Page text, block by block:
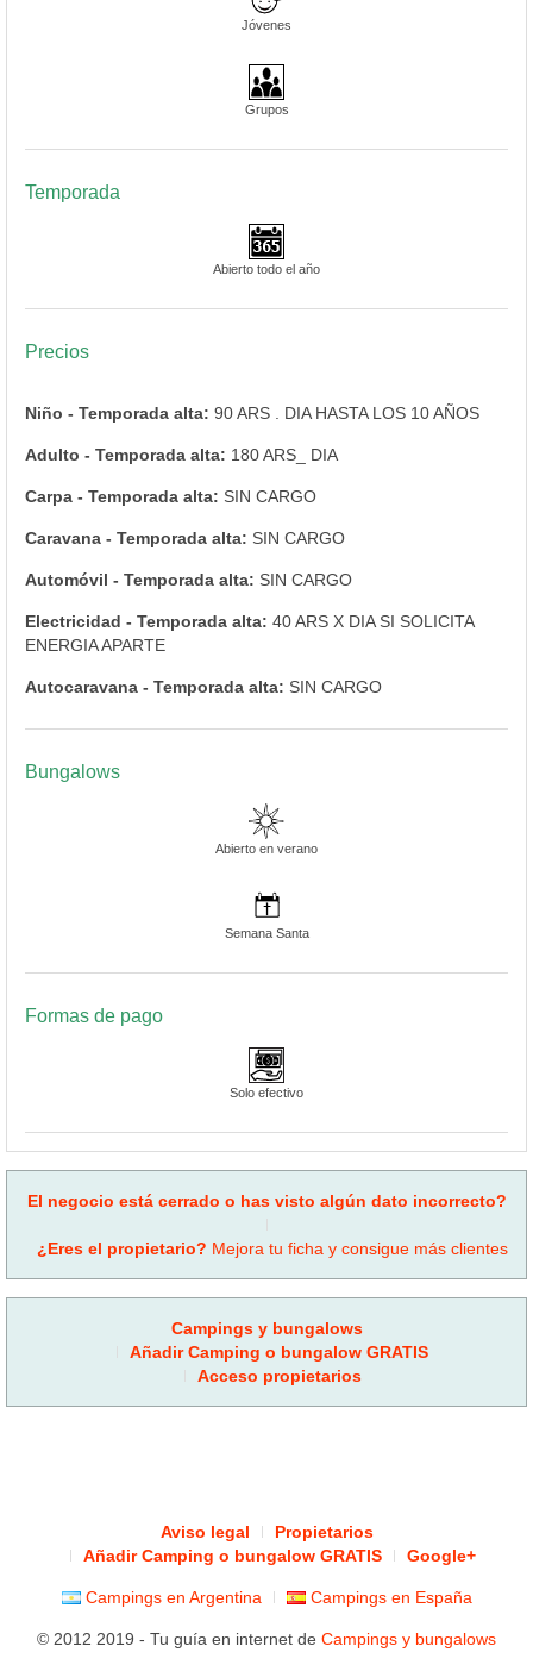
Jóvenes
Grupos
Temporada
Abierto todo el año
Precios
Niño - Temporada alta: 90 ARS . DIA HASTA LOS 10 AÑOS
Adulto - Temporada alta: 180 ARS_ DIA
Carpa - Temporada alta: SIN CARGO
Caravana - Temporada alta: SIN CARGO
Automóvil - Temporada alta: SIN CARGO
Electricidad - Temporada alta: 40 ARS X DIA SI SOLICITA
ENERGIA APARTE
Autocaravana - Temporada alta: SIN CARGO
Bungalows
Abierto en verano
Semana Santa
Formas de pago
Solo efectivo
El negocio está cerrado o has visto algún dato incorrecto?
¿Eres el propietario? Mejora tu ficha y consigue más clientes
Campings y bungalows
Añadir Camping o bungalow GRATIS
Acceso propietarios
Aviso legal
Propietarios
Añadir Camping o bungalow GRATIS
Google+
Campings en Argentina Campings en España
© 2012 2019 - Tu guía en internet de Campings y bungalows